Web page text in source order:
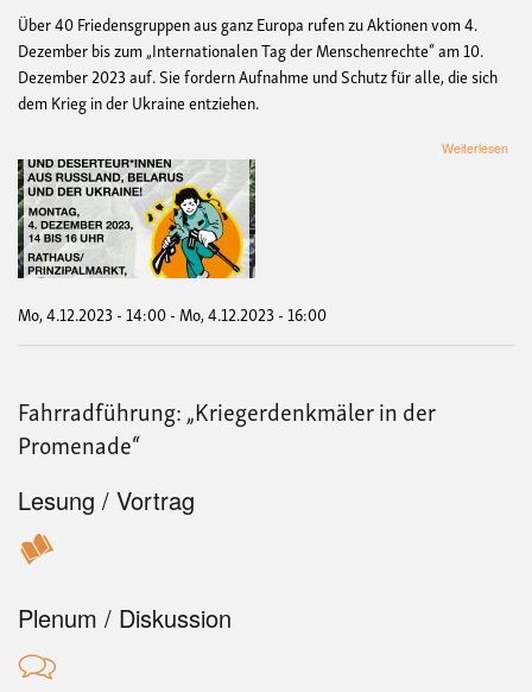
Über 40 Friedensgruppen aus ganz Europa rufen zu Aktionen vom 4.
Dezember bis zum „Internationalen Tag der Menschenrechte“ am 10.
Dezember 2023 auf. Sie fordern Aufnahme und Schutz für alle, die sich
dem Krieg in der Ukraine entziehen.
Weiterlesen
Mo, 4.12.2023 - 14:00-Mo, 4.12.2023 - 16:00
Fahrradführung: „Kriegerdenkmäler in der
Promenade“
Lesung / Vortrag
Plenum / Diskussion